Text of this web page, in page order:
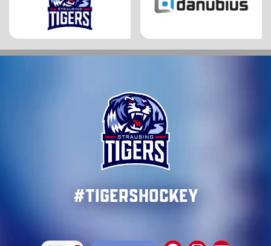
#TigersHockey